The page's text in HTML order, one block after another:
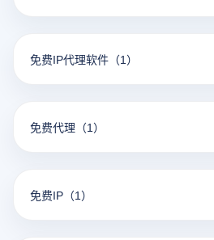
免费IP代理软件 （1）
免费代理 （1）
免费IP （1）